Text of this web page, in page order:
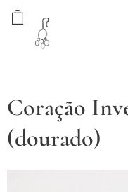
Coração
(dourado)